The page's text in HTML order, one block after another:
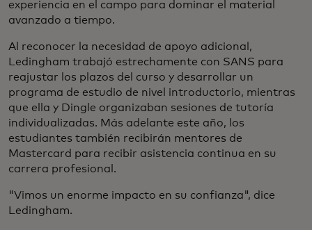
experiencia en el campo para dominar el material
avanzado a tiempo.
Al reconocer la necesidad de apoyo adicional,
Ledingham trabajó estrechamente con SANS para
reajustar los plazos del curso y desarrollar un
programa de estudio de nivel introductorio, mientras
que ella y Dingle organizaban sesiones de tutoría
individualizadas. Más adelante este año, los
estudiantes también recibirán mentores de
Mastercard para recibir asistencia continua en su
carrera profesional.
"Vimos un enorme impacto en su confianza", dice
Ledingham.